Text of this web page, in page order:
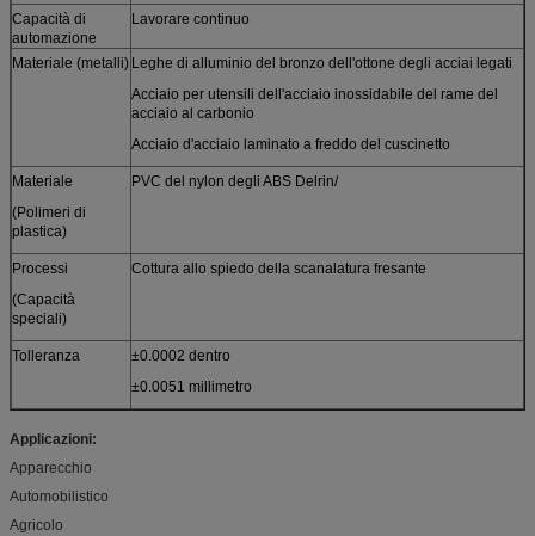
Capacità di
automazione
Lavorare continuo
Materiale (metalli) Leghe di alluminio del bronzo dell'ottone degli acciai legati
Acciaio per utensili dell'acciaio inossidabile del rame del
acciaio al carbonio
Acciaio d'acciaio laminato a freddo del cuscinetto
Materiale
(Polimeri di
plastica)
PVC del nylon degli ABS Delrin/
Processi
(Capacità
speciali)
Cottura allo spiedo della scanalatura fresante
Tolleranza
±0.0002 dentro
±0.0051 millimetro
Applicazioni:
Apparecchio
Automobilistico
Agricolo